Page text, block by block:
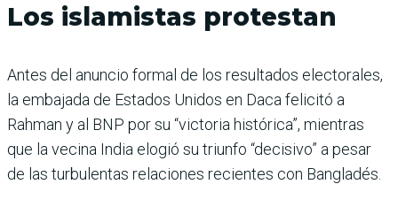
Los islamistas protestan
Antes del anuncio formal de los resultados electorales,
la embajada de Estados Unidos en Daca felicitó a
Rahman y al BNP por su “victoria histórica”, mientras
que la vecina India elogió su triunfo “decisivo” a pesar
de las turbulentas relaciones recientes con Bangladés.